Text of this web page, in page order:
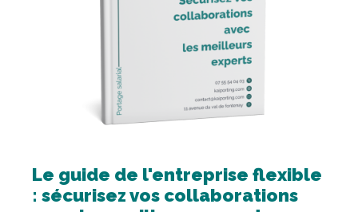
Le guide de l'entreprise flexible
: sécurisez vos collaborations